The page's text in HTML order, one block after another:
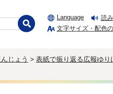
Language
読
文字サイズ・配色
じょう > 表紙で振り返る広報ゆり